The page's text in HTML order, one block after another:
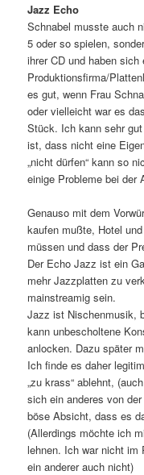
Jazz Echo
Schnabel musste auch
5 oder so spielen,
ihrer CD und haben
Produktionsfirma/
es gut, wenn Frau
oder vielleicht war es
Stück. Ich kann sehr
ist, dass nicht eine
„nicht dürfen“ kann so
einige Probleme bei der
Genauso mit dem
kaufen mußte, Hotel
müssen und dass der
Der Echo Jazz ist ein
mehr Jazzplatten zu
mainstreamig sein.
Jazz ist Nischenmusik,
kann unbescholtene
anlocken. Dazu später
Ich finde es daher
„zu krass“ ablehnt,
sich ein anderes von
böse Absicht, dass es
(Allerdings möchte ich
lehnen. Ich war nicht im
ein anderer auch nicht)